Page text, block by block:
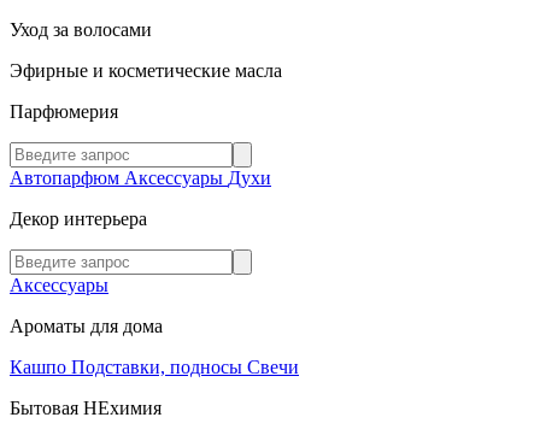
Уход за волосами
Эфирные и косметические масла
Парфюмерия
Автопарфюм Аксессуары Духи
Декор интерьера
Аксессуары
Ароматы для дома
Кашпо Подставки, подносы Свечи
Бытовая НЕхимия